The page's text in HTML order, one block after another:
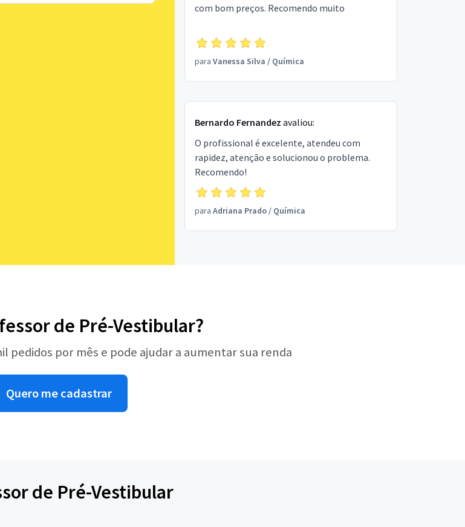
com bom preços. Recomendo muito
para Vanessa Silva / Química
Bernardo Fernandez avaliou:
O profissional é excelente, atendeu com
rapidez, atenção e solucionou o problema.
Recomendo!
para Adriana Prado/ Química
de Pré-Vestibular?
pedidos por mês e pode ajudar a aumentar sua renda
Quero me cadastrar
de Pré-Vestibular